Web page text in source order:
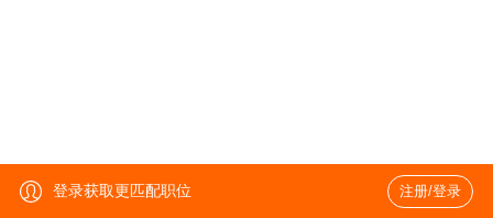
登录获取更匹配职位 注册/登录